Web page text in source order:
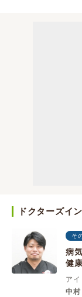
ドクターズイ
そ
病
健
ア
中村